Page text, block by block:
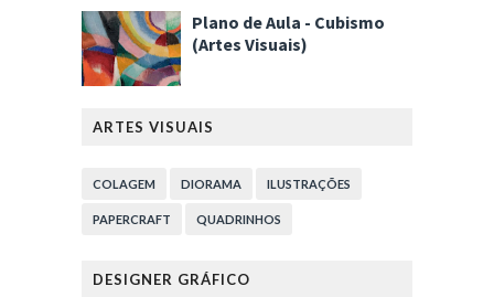
Plano de Aula - Cubismo
(Artes Visuais)
ARTES VISUAIS
COLAGEM DIORAMA ILUSTRAÇÕES
PAPERCRAFT QUADRINHOS
DESIGNER GRÁFICO